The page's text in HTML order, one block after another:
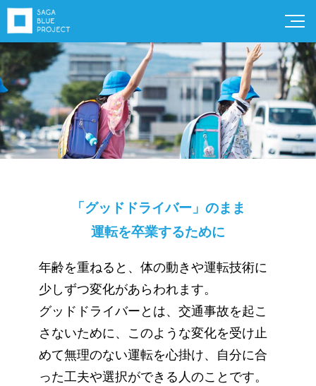
ホーム
新着情報
サガブループロジェクト
CHALLENGE！
CM・動画
「グッドドライバー」のまま
運転を卒業するために
年齢を重ねると、体の動きや運転技術に
少しずつ変化があらわれます。
グッドドライバーとは、交通事故を起こ
さないために、 このような変化を受け止
めて無理のない運転を心掛け、 自分に合
った工夫や選択ができる人のことです。